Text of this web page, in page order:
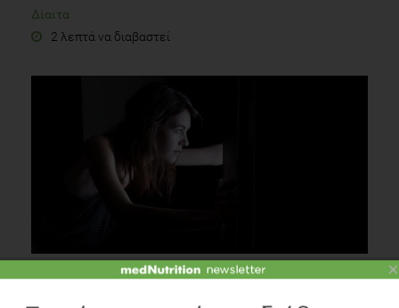
Δίαιτα
2 λεπτά να διαβαστεί
Τι λέει η καρδιά μου για τις βραδινές λιγούρες;
Καρδιαγγειακά
×